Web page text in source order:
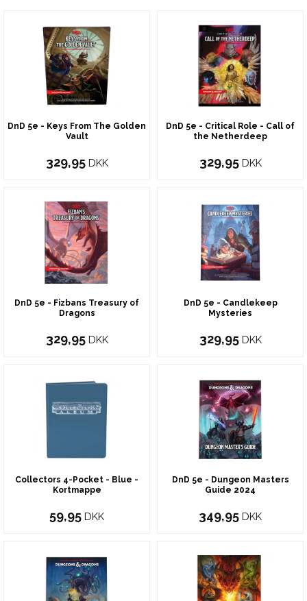
DnD 5e - Keys From The Golden
Vault
329,95 DKK
DnD 5e - Critical Role - Call of
the Netherdeep
329,95 DKK
DnD 5e - Fizbans Treasury of
Dragons
329,95 DKK
DnD 5e - Candlekeep
Mysteries
329,95 DKK
Collectors 4-Pocket - Blue -
Kortmappe
59,95 DKK
DnD 5e - Dungeon Masters
Guide 2024
349,95 DKK